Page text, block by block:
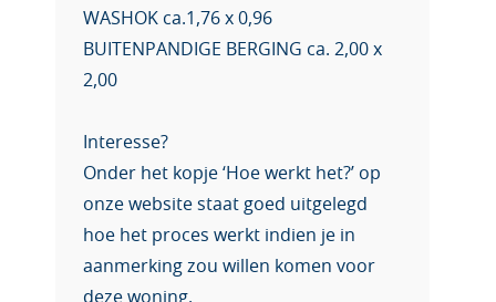
WASHOK ca.1,76 x 0,96
BUITENPANDIGE BERGING ca. 2,00 x
2,00
Interesse?
Onder het kopje ‘Hoe werkt het?’ op
onze website staat goed uitgelegd
hoe het proces werkt indien je in
aanmerking zou willen komen voor
deze woning.